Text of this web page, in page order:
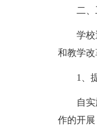
二
学校
和教学
1、
自
作的开